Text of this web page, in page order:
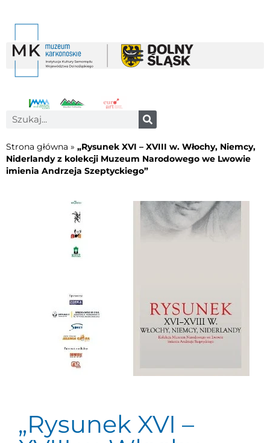
Strona główna » „Rysunek XVI – XVIII w. Włochy, Niemcy,
Niderlandy z kolekcji Muzeum Narodowego we Lwowie
imienia Andrzeja Szeptyckiego”
„Rysunek XVI –